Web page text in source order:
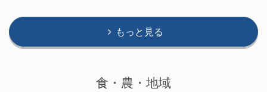
もっと見る
食・農・地域